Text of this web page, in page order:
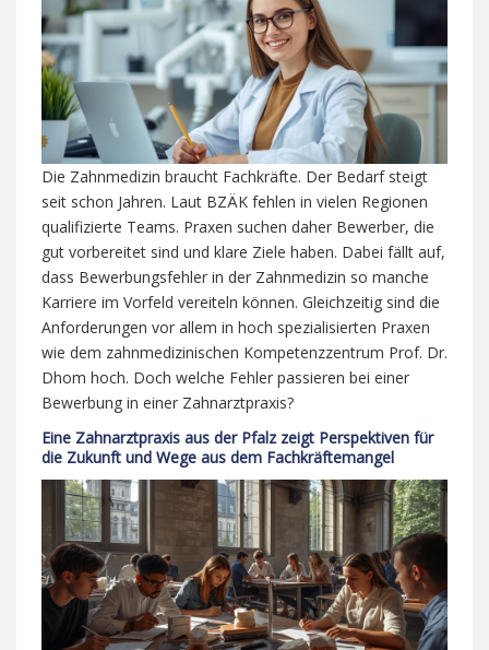
Die Zahnmedizin braucht Fachkräfte. Der Bedarf steigt
seit schon Jahren. Laut BZÄK fehlen in vielen Regionen
qualifizierte Teams. Praxen suchen daher Bewerber, die
gut vorbereitet sind und klare Ziele haben. Dabei fällt auf,
dass Bewerbungsfehler in der Zahnmedizin so manche
Karriere im Vorfeld vereiteln können. Gleichzeitig sind die
Anforderungen vor allem in hoch spezialisierten Praxen
wie dem zahnmedizinischen Kompetenzzentrum Prof. Dr.
Dhom hoch. Doch welche Fehler passieren bei einer
Bewerbung in einer Zahnarztpraxis?
Eine Zahnarztpraxis aus der Pfalz zeigt Perspektiven für
die Zukunft und Wege aus dem Fachkräftemangel